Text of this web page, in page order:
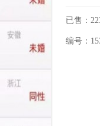
已售：
编号：